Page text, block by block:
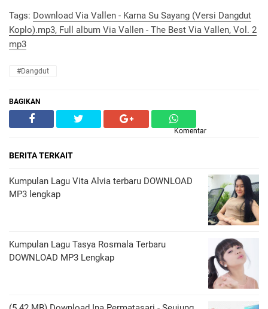
Tags: Download Via Vallen - Karna Su Sayang (Versi Dangdut
Koplo).mp3, Full album Via Vallen - The Best Via Vallen, Vol. 2
mp3
#Dangdut
BAGIKAN
Komentar
BERITA TERKAIT
Kumpulan Lagu Vita Alvia terbaru DOWNLOAD
MP3 lengkap
Kumpulan Lagu Tasya Rosmala Terbaru
DOWNLOAD MP3 Lengkap